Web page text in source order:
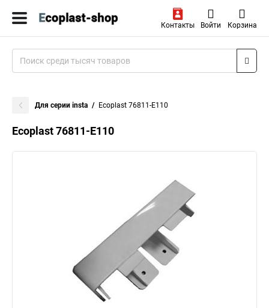
Контакты Войти Корзина
Для серии insta Ecoplast 76811-E110
Ecoplast 76811-E110